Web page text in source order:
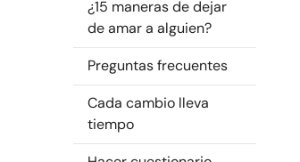
¿15 maneras de dejar
de amar a alguien?
Preguntas frecuentes
Cada cambio lleva
tiempo